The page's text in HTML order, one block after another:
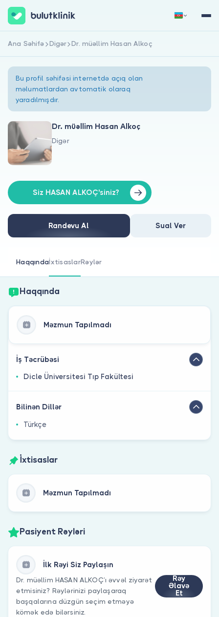
Haqqımızda
Xəstələr üçün
Həkimlər üçün
Qeydiyyat Daxil Ol
Ana Səhifə Digər Dr. müəllim Hasan Alkoç
Bu profil səhifəsi internetdə açıq olan
məlumatlardan avtomatik olaraq
yaradılmışdır.
Dr. müəllim Hasan Alkoç
Digər
Siz HASAN ALKOÇ'siniz?
Randevu Al Sual Ver
HaqqındaİxtisaslarRəylər
Haqqında
Məzmun Tapılmadı
İş Təcrübəsi
Dicle Üniversitesi Tıp Fakültesi
Bilinən Dillər
Türkçe
İxtisaslar
Məzmun Tapılmadı
Pasiyent Rəyləri
İlk Rəyi Siz Paylaşın
Dr. müəllim HASAN ALKOÇ’ı əvvəl ziyarət
etmisiniz? Rəylərinizi paylaşaraq
başqalarına düzgün seçim etməyə
kömək edə bilərsiniz.
Rəy
Əlavə
Et